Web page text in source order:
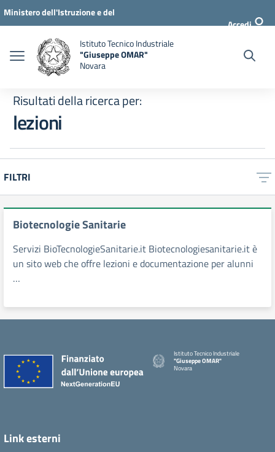
Vai al menu di navigazione
Vai ai contenuti
Vai al footer
Ministero dell'Istruzione e del
Accedi
Istituto Tecnico Industriale
"Giuseppe OMAR"
Novara
Risultati della ricerca per:
lezioni
FILTRI
Risultati di ricerca
Biotecnologie Sanitarie
Servizi BioTecnologieSanitarie.it Biotecnologiesanitarie.it è
un sito web che offre lezioni e documentazione per alunni
…
Istituto Tecnico Industriale
"Giuseppe OMAR"
Novara
Link esterni